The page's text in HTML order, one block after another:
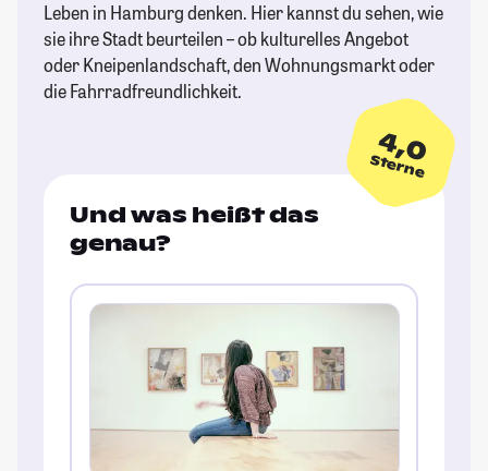
Leben in Hamburg denken. Hier kannst du sehen, wie
sie ihre Stadt beurteilen – ob kulturelles Angebot
oder Kneipenlandschaft, den Wohnungsmarkt oder
die Fahrradfreundlichkeit.
4,0
Sterne
Und was heißt das
genau?